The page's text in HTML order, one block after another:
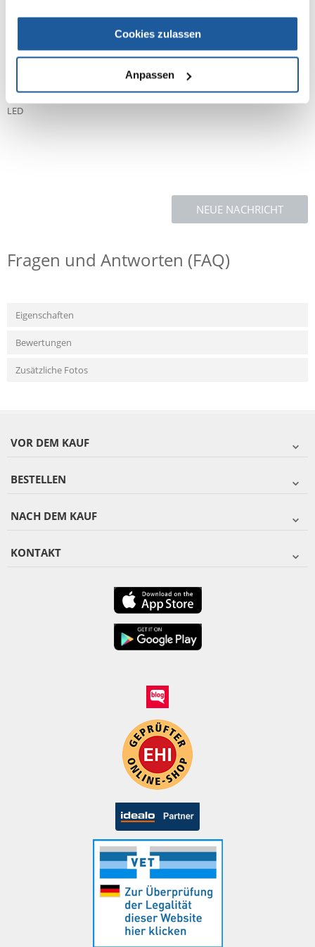
Cookies zulassen
Anpassen
für einzigartige dekorative Effekte.
Leistung [W] 5
LED
NEUE NACHRICHT
Fragen und Antworten (FAQ)
Eigenschaften
Bewertungen
Zusätzliche Fotos
VOR DEM KAUF
BESTELLEN
NACH DEM KAUF
KONTAKT